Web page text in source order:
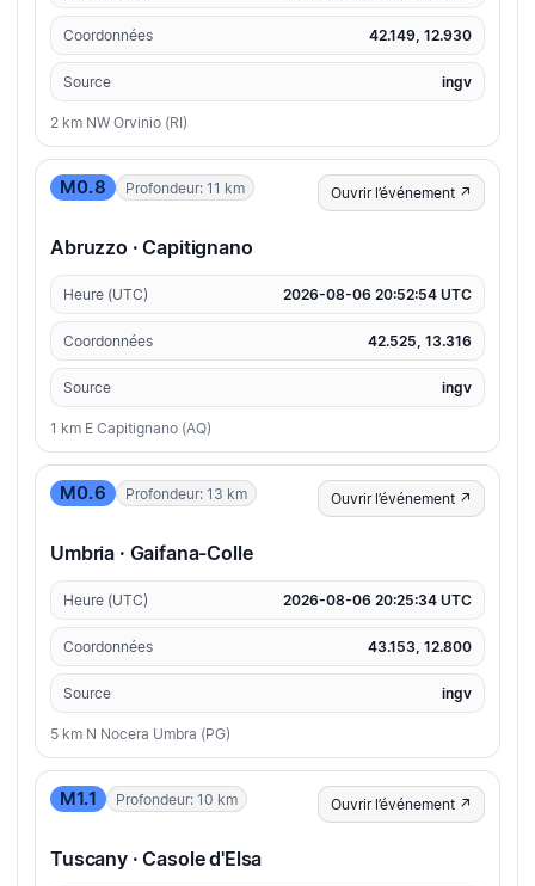
Coordonnées 42.149, 12.930
Source ingv
2 km NW Orvinio (RI)
M0.8 Profondeur: 11 km Ouvrir l’événement ↗
Abruzzo · Capitignano
Heure (UTC) 2026-08-06 20:52:54 UTC
Coordonnées 42.525, 13.316
Source ingv
1 km E Capitignano (AQ)
M0.6 Profondeur: 13 km Ouvrir l’événement ↗
Umbria · Gaifana-Colle
Heure (UTC) 2026-08-06 20:25:34 UTC
Coordonnées 43.153, 12.800
Source ingv
5 km N Nocera Umbra (PG)
M1.1 Profondeur: 10 km Ouvrir l’événement ↗
Tuscany · Casole d'Elsa